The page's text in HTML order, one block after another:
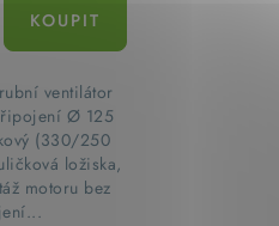
ventilátor
Ø 125
(330/250
ložiska,
motoru bez